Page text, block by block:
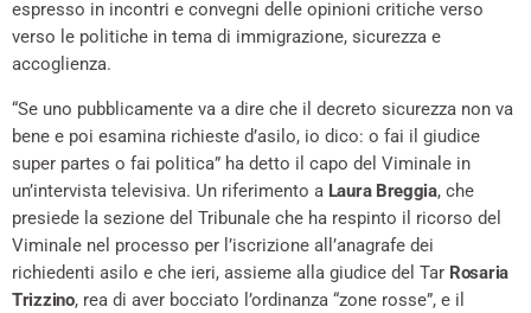
espresso in incontri e convegni delle opinioni critiche verso
verso le politiche in tema di immigrazione, sicurezza e
accoglienza.
“Se uno pubblicamente va a dire che il decreto sicurezza non va
bene e poi esamina richieste d’asilo, io dico: o fai il giudice
super partes o fai politica” ha detto il capo del Viminale in
un’intervista televisiva. Un riferimento a Laura Breggia, che
presiede la sezione del Tribunale che ha respinto il ricorso del
Viminale nel processo per l’iscrizione all’anagrafe dei
richiedenti asilo e che ieri, assieme alla giudice del Tar Rosaria
Trizzino, rea di aver bocciato l’ordinanza “zone rosse”, e il